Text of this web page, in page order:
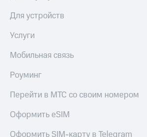
Для устройств
Услуги
Мобильная связь
Роуминг
Перейти в МТС со своим номером
Оформить eSIM